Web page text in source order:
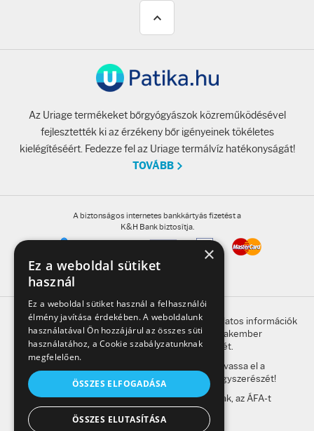
Az Uriage termékeket bőrgyógyászok közreműködésével
fejlesztették ki az érzékeny bőr igényeinek tökéletes
kielégítéséért. Fedezze fel az Uriage termálvíz hatékonyságát!
TOVÁBB
A biztonságos internetes bankkártyás fizetést a
K&H Bank biztosítja.
A honlap oldalain található, gyógyszerrel kapcsolatos információk
betegség esetén nem helyettesítik a szakember
megkeresésének szükségességét.
A kockázatokról és a mellékhatásokról olvassa el a
betegtájékoztatót, vagy kérdezze meg gyógyszerészét!
A weboldalon feltüntetett árak a bruttó árak, az ÁFA-t
tartalmazzák.
×
Ez a weboldal sütiket
használ
Ez a weboldal sütiket használ a felhasználói
élmény javítása érdekében. A weboldalunk
használatával Ön hozzájárul az összes süti
használatához, a Cookie szabályzatunknak
megfelelően.
ÖSSZES ELFOGADÁSA
ÖSSZES ELUTASÍTÁSA